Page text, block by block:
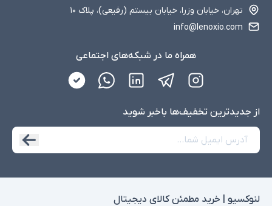
تهران، خیابان وزرا، خیابان بیستم (رفیعی)، پلاک ۱۰
info@lenoxio.com
همراه ما در شبکه‌های اجتماعی
از جدید‌ترین تخفیف‌ها با‌خبر شوید
لنوکسیو | خرید مطمئن کالای دیجیتال